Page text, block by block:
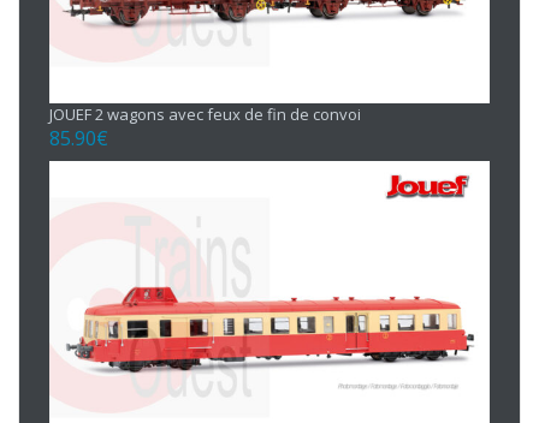
JOUEF 2 wagons avec feux de fin de convoi
85.90€